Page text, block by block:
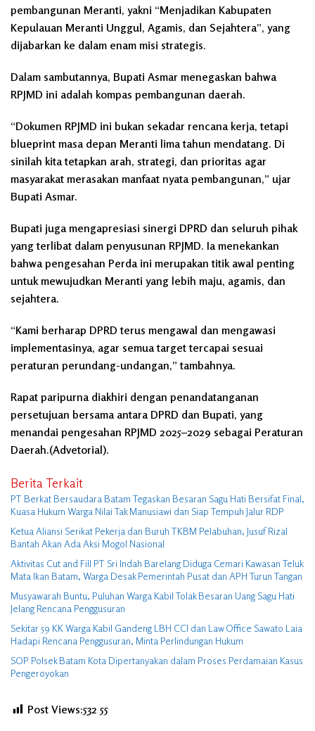
pembangunan Meranti, yakni “Menjadikan Kabupaten
Kepulauan Meranti Unggul, Agamis, dan Sejahtera”, yang
dijabarkan ke dalam enam misi strategis.
Dalam sambutannya, Bupati Asmar menegaskan bahwa
RPJMD ini adalah kompas pembangunan daerah.
“Dokumen RPJMD ini bukan sekadar rencana kerja, tetapi
blueprint masa depan Meranti lima tahun mendatang. Di
sinilah kita tetapkan arah, strategi, dan prioritas agar
masyarakat merasakan manfaat nyata pembangunan,” ujar
Bupati Asmar.
Bupati juga mengapresiasi sinergi DPRD dan seluruh pihak
yang terlibat dalam penyusunan RPJMD. Ia menekankan
bahwa pengesahan Perda ini merupakan titik awal penting
untuk mewujudkan Meranti yang lebih maju, agamis, dan
sejahtera.
“Kami berharap DPRD terus mengawal dan mengawasi
implementasinya, agar semua target tercapai sesuai
peraturan perundang-undangan,” tambahnya.
Rapat paripurna diakhiri dengan penandatanganan
persetujuan bersama antara DPRD dan Bupati, yang
menandai pengesahan RPJMD 2025–2029 sebagai Peraturan
Daerah.(Advetorial).
Berita Terkait
PT Berkat Bersaudara Batam Tegaskan Besaran Sagu Hati Bersifat Final,
Kuasa Hukum Warga Nilai Tak Manusiawi dan Siap Tempuh Jalur RDP
Ketua Aliansi Serikat Pekerja dan Buruh TKBM Pelabuhan, Jusuf Rizal
Bantah Akan Ada Aksi Mogol Nasional
Aktivitas Cut and Fill PT Sri Indah Barelang Diduga Cemari Kawasan Teluk
Mata Ikan Batam, Warga Desak Pemerintah Pusat dan APH Turun Tangan
Musyawarah Buntu, Puluhan Warga Kabil Tolak Besaran Uang Sagu Hati
Jelang Rencana Penggusuran
Sekitar 59 KK Warga Kabil Gandeng LBH CCI dan Law Office Sawato Laia
Hadapi Rencana Penggusuran, Minta Perlindungan Hukum
SOP Polsek Batam Kota Dipertanyakan dalam Proses Perdamaian Kasus
Pengeroyokan
Post Views:532 55